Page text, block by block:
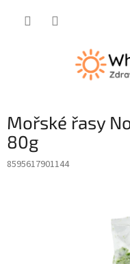
Mořské řasy
80g
8595617901144